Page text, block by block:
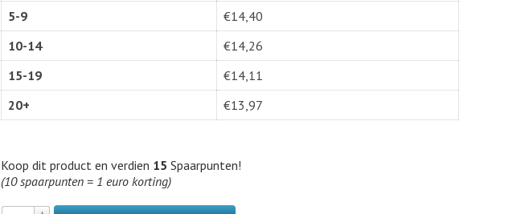
5-9
€14,40
10-14
€14,26
15-19
€14,11
20+
€13,97
Koop dit product en verdien 15 Spaarpunten!
(10 spaarpunten = 1 euro korting)